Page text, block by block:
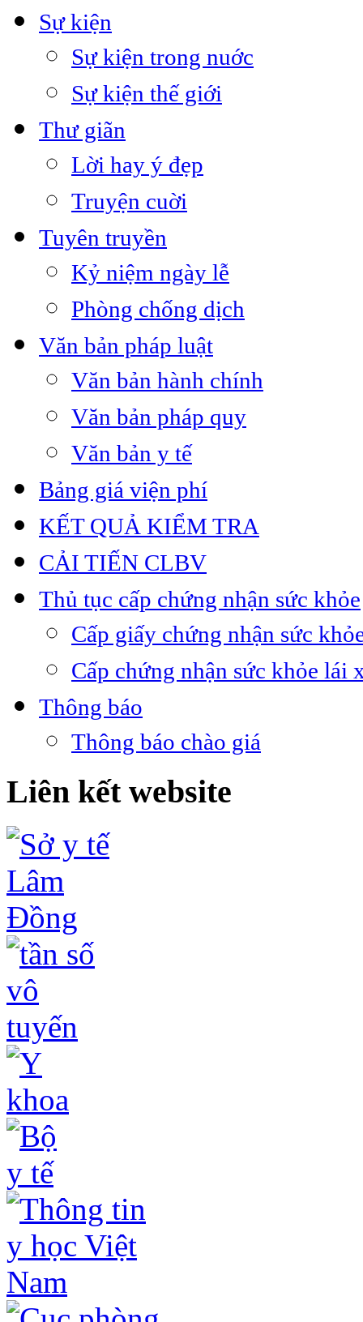
Sự kiện
Sự kiện trong nuớc
Sự kiện thế giới
Thư giãn
Lời hay ý đẹp
Truyện cuời
Tuyên truyền
Kỷ niệm ngày lễ
Phòng chống dịch
Văn bản pháp luật
Văn bản hành chính
Văn bản pháp quy
Văn bản y tế
Bảng giá viện phí
KẾT QUẢ KIỂM TRA
CẢI TIẾN CLBV
Thủ tục cấp chứng nhận sức khỏe
Cấp giấy chứng nhận sức
Cấp chứng nhận sức khỏe lái
Thông báo
Thông báo chào giá
Liên kết website